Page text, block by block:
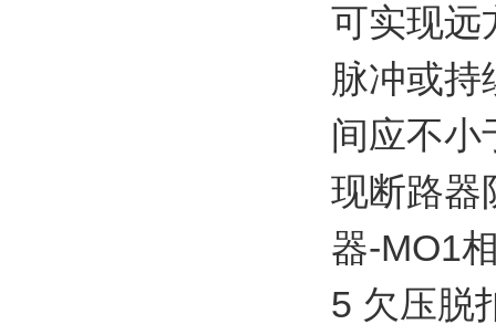
可实现远
脉冲或持
间应不小
现断路器
器-MO1
5 欠压脱